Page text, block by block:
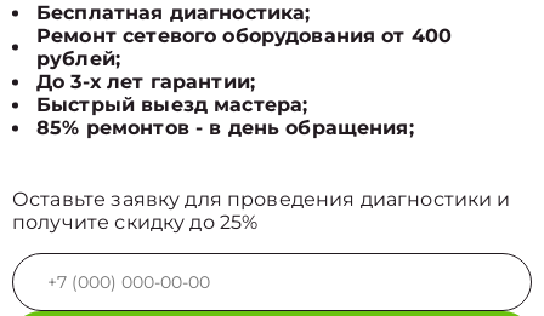
Бесплатная диагностика;
Ремонт сетевого оборудования от 400
рублей;
До 3-х лет гарантии;
Быстрый выезд мастера;
85% ремонтов - в день обращения;
Оставьте заявку для проведения диагностики и
получите скидку до 25%